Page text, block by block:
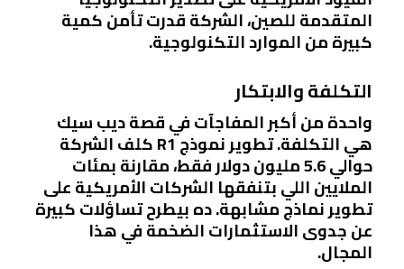
المتقدمة للصين، الشركة قدرت تأمن كمية
كبيرة من الموارد التكنولوجية.
التكلفة والابتكار
واحدة من أكبر المفاجآت في قصة ديب سيك
هي التكلفة. تطوير نموذج R1 كلف الشركة
حوالي 5.6 مليون دولار فقط، مقارنة بمئات
الملايين اللي بتنفقها الشركات الأمريكية على
تطوير نماذج مشابهة. ده بيطرح تساؤلات كبيرة
عن جدوى الاستثمارات الضخمة في هذا
المجال.